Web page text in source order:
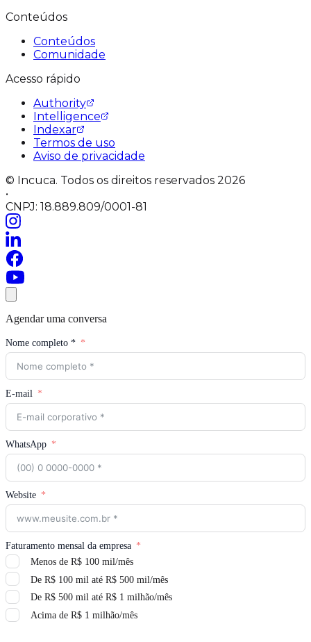
Conteúdos
Conteúdos
Comunidade
Acesso rápido
Authority
Intelligence
Indexar
Termos de uso
Aviso de privacidade
© Incuca. Todos os direitos reservados 2026
•
CNPJ: 18.889.809/0001-81
Agendar uma conversa
Nome completo *
E-mail
WhatsApp
Website
Faturamento mensal da empresa
Menos de R$ 100 mil/mês
De R$ 100 mil até R$ 500 mil/mês
De R$ 500 mil até R$ 1 milhão/mês
Acima de R$ 1 milhão/mês